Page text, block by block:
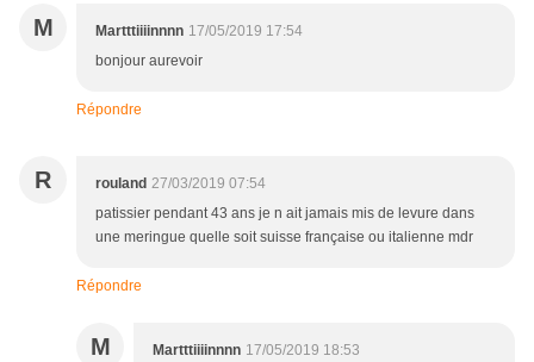
M Martttiiiinnnn 17/05/2019 17:54
bonjour aurevoir
Répondre
R rouland 27/03/2019 07:54
patissier pendant 43 ans je n ait jamais mis de levure dans
une meringue quelle soit suisse française ou italienne mdr
Répondre
M Martttiiiinnnn 17/05/2019 18:53